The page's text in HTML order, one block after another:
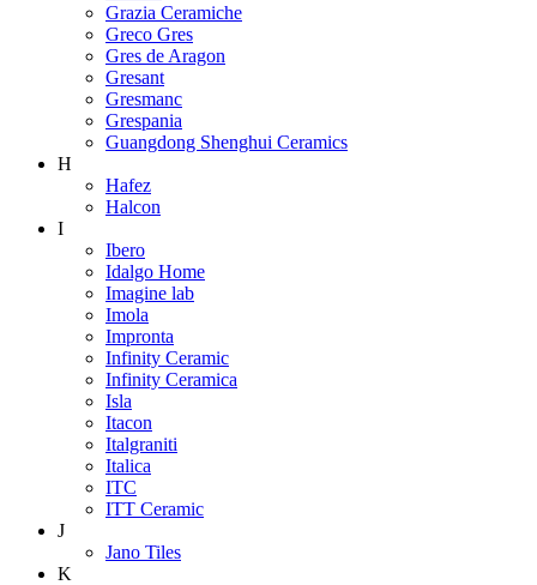
Grazia Ceramiche
Greco Gres
Gres de Aragon
Gresant
Gresmanc
Grespania
Guangdong Shenghui Ceramics
H
Hafez
Halcon
I
Ibero
Idalgo Home
Imagine lab
Imola
Impronta
Infinity Ceramic
Infinity Ceramica
Isla
Itacon
Italgraniti
Italica
ITC
ITT Ceramic
J
Jano Tiles
K